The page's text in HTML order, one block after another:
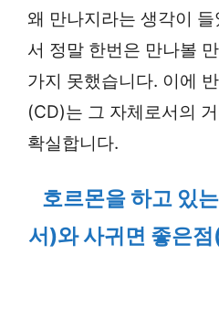
왜 만나지라는 생각이
서 정말 한번은 만나볼
가지 못했습니다. 이에
(CD)는 그 자체로서의
확실합니다.
호르몬을 하고 있
서)와 사귀면 좋은